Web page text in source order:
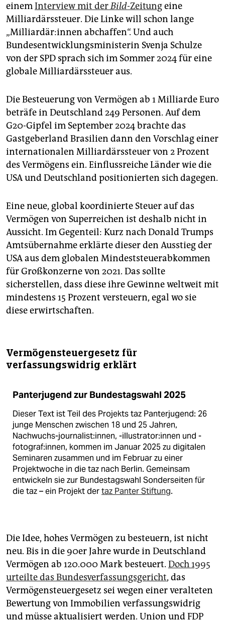
einemInterview mit derBild-Zeitungeine
Milliardärssteuer. Die Linke will schon lange
„Milliardär:innen abchaffen“. Und auch
Bundesentwicklungsministerin Svenja Schulze
von der SPD sprach sich im Sommer 2024 für eine
globale Milliardärssteuer aus.
Die Besteuerung von Vermögen ab 1 Milliarde Euro
beträfe in Deutschland 249 Personen. Auf dem
G20-Gipfel im September 2024 brachte das
Gastgeberland Brasilien dann den Vorschlag einer
internationalen Mil­li­ar­dä­rssteuer von 2 Prozent
des Vermögens ein. Einflussreiche Länder wie die
USA und Deutschland positionierten sich dagegen.
Eine neue, global koordinierte Steuer auf das
Vermögen von Superreichen ist deshalb nicht in
Aussicht. Im Gegenteil: Kurz nach Donald Trumps
Amtsübernahme erklärte dieser den Ausstieg der
USA aus dem globalen Mindeststeuerabkommen
für Großkonzerne von 2021. Das sollte
sicherstellen, dass diese ihre Gewinne weltweit mit
mindestens 15 Prozent versteuern, egal wo sie
diese erwirtschaften.
Vermögensteuergesetz für
verfassungswidrig erklärt
Panterjugend zur Bundestagswahl 2025
Dieser Text ist Teil des Projekts taz Panterjugend: 26
junge Menschen zwischen 18 und 25 Jahren,
Nachwuchs-journalist:innen, -illustrator:innen und -
fotograf:innen, kommen im Januar 2025 zu digitalen
Seminaren zusammen und im Februar zu einer
Projektwoche in die taz nach Berlin. Gemeinsam
entwickeln sie zur Bundestagswahl Sonderseiten für
die taz – ein Projekt dertaz Panter Stiftung.
Die Idee, hohes Vermögen zu besteuern, ist nicht
neu. Bis in die 90er Jahre wurde in Deutschland
Vermögen ab 120.000 Mark besteuert. Doch 1995
urteilte das Bundesverfassungsgericht, das
Vermögensteuergesetz sei wegen einer veralteten
Bewertung von Immobilien verfassungswidrig
und müsse aktualisiert werden. Union und FDP